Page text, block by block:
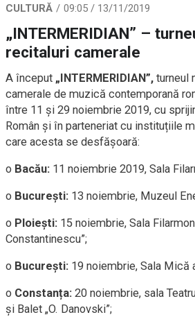
CULTURĂ 09:05 / 13/11/2019
„INTERMERIDIAN” –
recitaluri camerale
A început „INTERMERIDIAN”, turneul
camerale de muzică contemporană
între 11 și 29 noiembrie 2019, cu
Român și în parteneriat cu instituțiile
care acesta se desfășoară:
o Bacău: 11 noiembrie 2019, Sala
o București: 13 noiembrie, Muzeul
o Ploiești: 15 noiembrie, Sala
Constantinescu”;
o București: 19 noiembrie, Sala Mică
o Constanța: 20 noiembrie, sala
și Balet „O. Danovski”;